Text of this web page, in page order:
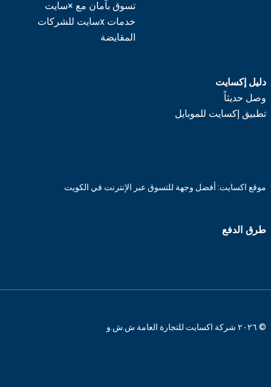
تسوق بآمان مع ×سايت
خدمات xسايت للشركات
المقايضة
دليل إكسايت
وصل حديثاً
تطبيق إكسايت للموبايل
موقع اكسايت: أفضل وجهة للتسوق عبر الإنترنت في الكويت
طرق الدفع
© ٢٠٢٦ شركة اكسايت للتجارة العامة ش.ش.و